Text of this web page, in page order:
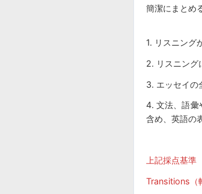
簡潔にまとめ
1. リスニング
2. リスニング
3. エッセイの
4. 文法、語彙
含め、英語の
上記採点基
Transitions（